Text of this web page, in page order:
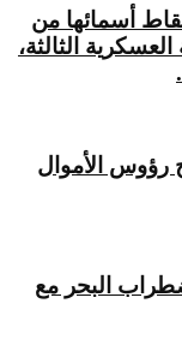
أسمائها من
الثالثة،
رؤوس الأموال
البحر مع